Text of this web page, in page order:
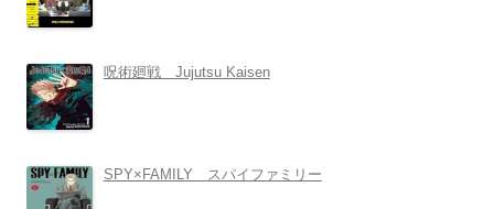
呪術廻戦 Jujutsu Kaisen
SPY×FAMILY スパイファミリー